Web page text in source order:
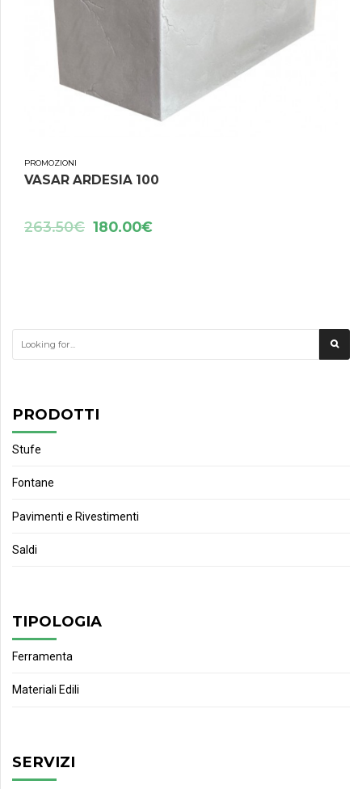
PROMOZIONI
VASAR ARDESIA 100
263.50€ 180.00€
PRODOTTI
Stufe
Fontane
Pavimenti e Rivestimenti
Saldi
TIPOLOGIA
Ferramenta
Materiali Edili
SERVIZI